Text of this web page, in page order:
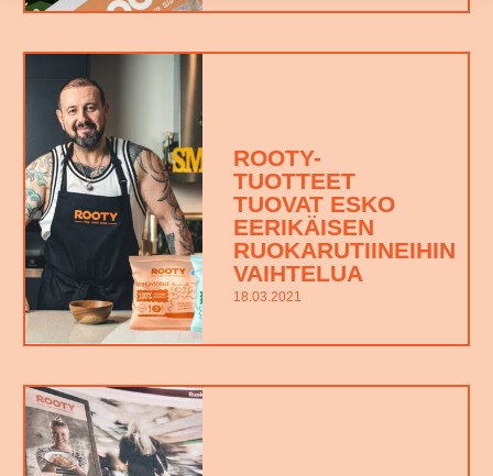
ROOTY-
TUOTTEET
TUOVAT ESKO
EERIKÄISEN
RUOKARUTIINEIHIN
VAIHTELUA
18.03.2021